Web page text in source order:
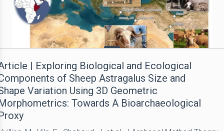
| Exploring Biological and Ecological
of Sheep Astragalus Size and
Variation Using 3D Geometric
Towards A Bioarchaeological